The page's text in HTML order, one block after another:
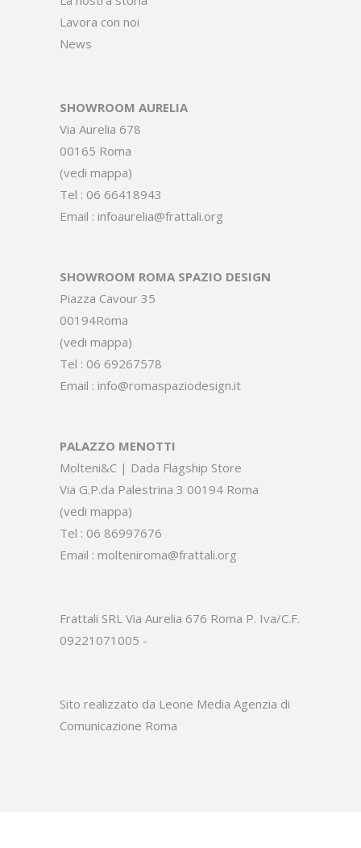
Lavora con noi
News
SHOWROOM AURELIA
Via Aurelia 678
00165 Roma
(vedi mappa)
Tel : 06 66418943
Email : infoaurelia@frattali.org
SHOWROOM ROMA SPAZIO DESIGN
Piazza Cavour 35
00194Roma
(vedi mappa)
Tel : 06 69267578
Email : info@romaspaziodesign.it
PALAZZO MENOTTI
Molteni&C | Dada Flagship Store
Via G.P.da Palestrina 3 00194 Roma
(vedi mappa)
Tel : 06 86997676
Email : molteniroma@frattali.org
Frattali SRL Via Aurelia 676 Roma P. Iva/C.F.
09221071005 -
Sito realizzato da Leone Media Agenzia di
Comunicazione Roma